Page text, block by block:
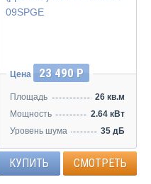
Цена 23 490 Р
Площадь
26 кв.м
Мощность
2.64 кВт
Уровень шума
35 дБ
КУПИТЬ СМОТРЕТЬ